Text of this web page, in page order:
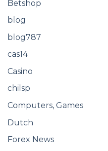
Betshop
blog
blog787
cas14
Casino
chilsp
Computers, Games
Dutch
Forex News